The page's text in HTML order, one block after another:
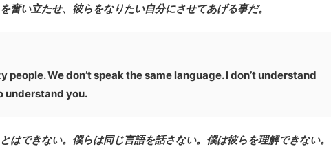
奮い立たせ、彼らをなりたい自分にさせてあげる事だ。
people. We don’t speak the same language. I don’t understand
understand you.
はできない。僕らは同じ言語を話さない。僕は彼らを理解できない。